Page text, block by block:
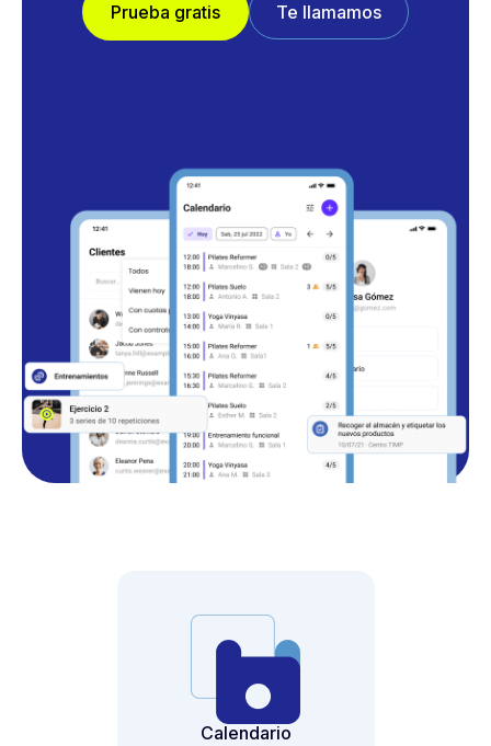
Prueba gratis Te llamamos
Calendario